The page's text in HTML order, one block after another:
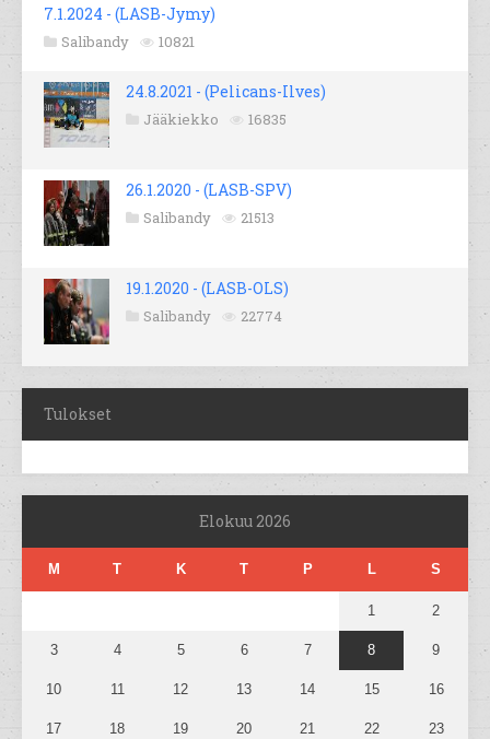
7.1.2024 - (LASB-Jymy)
Salibandy 10821
24.8.2021 - (Pelicans-Ilves)
Jääkiekko 16835
26.1.2020 - (LASB-SPV)
Salibandy 21513
19.1.2020 - (LASB-OLS)
Salibandy 22774
Tulokset
Elokuu 2026
M T K T P L S
1 2
3 4 5 6 7 8 9
10 11 12 13 14 15 16
17 18 19 20 21 22 23